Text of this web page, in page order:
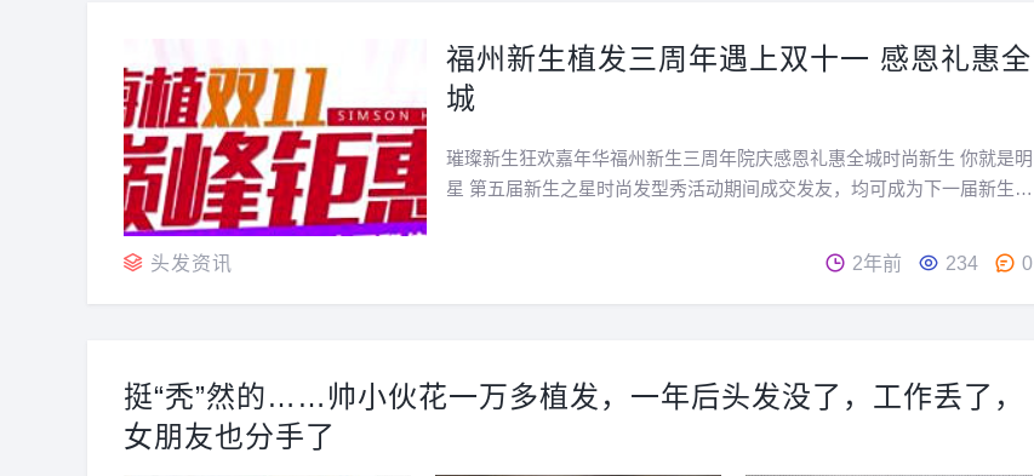
福州新生植发三周年遇上双十一 感恩礼惠全
城
璀璨新生狂欢嘉年华福州新生三周年院庆感恩礼惠全城时尚新生 你就是明
星 第五届新生之星时尚发型秀活动期间成交发友，均可成为下一届新生之
方案，开启全国活动巡展，拍摄时尚硬照，制作真人秀ＶＬＯＧ，与...
头发资讯 2年前 234 0
挺“秃”然的……帅小伙花一万多植发，一年后头发没了，工作丢了，
女朋友也分手了